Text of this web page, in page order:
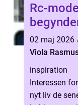
Rc-
02 maj 2026
Viola
inspiration
Interessen
nyt liv de